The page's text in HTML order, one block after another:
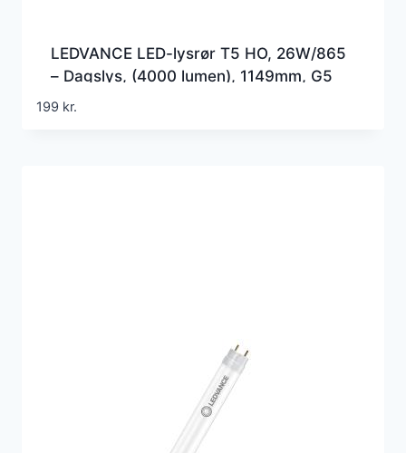
LEDVANCE LED-lysrør T5 HO, 26W/865
– Dagslys, (4000 lumen), 1149mm, G5
(=Erstatter 54w), 230 volt direct wire
199 kr.